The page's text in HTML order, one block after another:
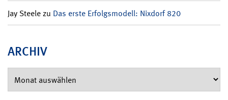
Jay Steelezu Das erste Erfolgsmodell: Nixdorf 820
ARCHIV